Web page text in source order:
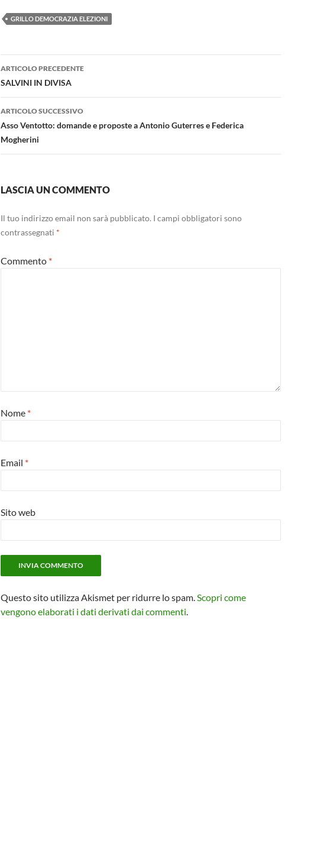
GRILLO DEMOCRAZIA ELEZIONI
Navigazione
articolo
ARTICOLO PRECEDENTE
SALVINI IN DIVISA
ARTICOLO SUCCESSIVO
Asso Ventotto: domande e proposte a Antonio Guterres e Federica
Mogherini
LASCIA UN COMMENTO
Il tuo indirizzo email non sarà pubblicato. I campi obbligatori sono
contrassegnati *
Commento *
Nome *
Email *
Sito web
Questo sito utilizza Akismet per ridurre lo spam.Scopri come
vengono elaborati i dati derivati dai commenti.